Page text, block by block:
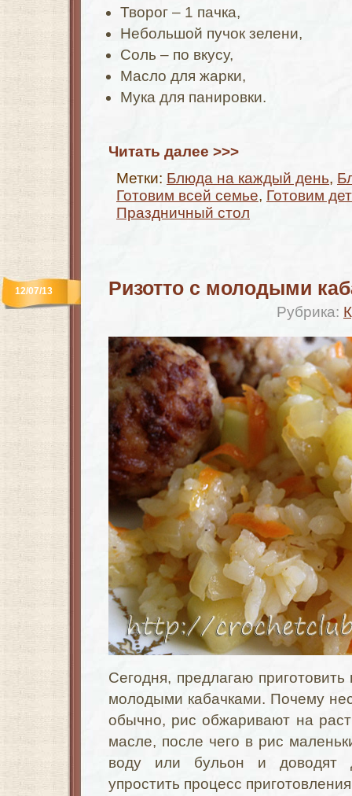
Творог – 1 пачка,
Небольшой пучок зелени,
Соль – по вкусу,
Масло для жарки,
Мука для панировки.
Читать далее >>>
Метки: Блюда на каждый день,
Готовим всей семье, Готовим
Праздничный стол
Ризотто с молодыми
Рубрика:
12/07/13
Сегодня, предлагаю
молодыми кабачками. Почему
обычно, рис обжаривают на
масле, после чего в рис
воду или бульон и доводят
упростить процесс